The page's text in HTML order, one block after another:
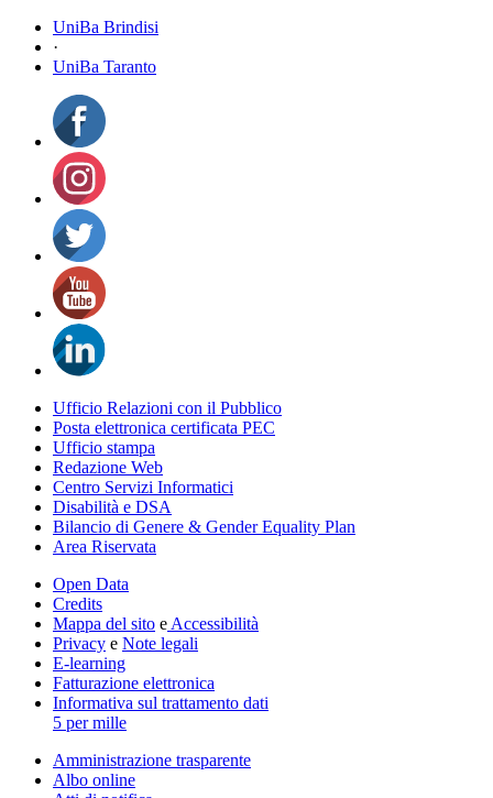
UniBa Brindisi
·
UniBa Taranto
Ufficio Relazioni con il Pubblico
Posta elettronica certificata PEC
Ufficio stampa
Redazione Web
Centro Servizi Informatici
Disabilità e DSA
Bilancio di Genere & Gender Equality Plan
Area Riservata
Open Data
Credits
Mappa del sito e Accessibilità
Privacy e Note legali
E-learning
Fatturazione elettronica
Informativa sul trattamento dati
5 per mille
Amministrazione trasparente
Albo online